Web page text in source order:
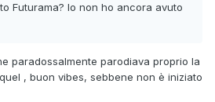
Futurama? Io non ho ancora avuto
paradossalmente parodiava proprio la
, buon vibes, sebbene non è iniziato